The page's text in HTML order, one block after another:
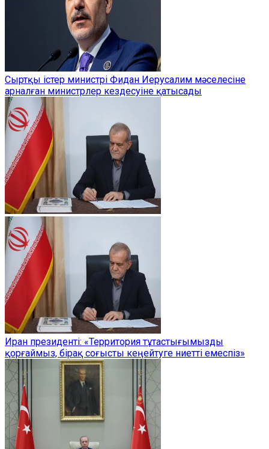
Сыртқы істер министрі Фидан Иерусалим мәселесіне
арналған министрлер кездесуіне қатысады
Иран президенті: «Территория тұтастығымызды
қорғаймыз, бірақ соғысты кеңейтуге ниетті емеспіз»